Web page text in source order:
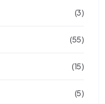
(3)
(55)
(15)
(5)